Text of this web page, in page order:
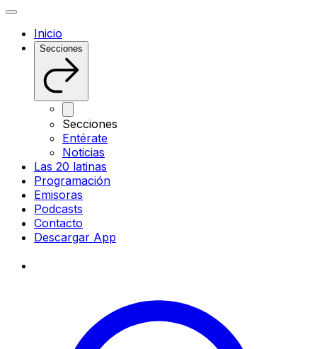
Inicio
Secciones
Secciones
Entérate
Noticias
Las 20 latinas
Programación
Emisoras
Podcasts
Contacto
Descargar App